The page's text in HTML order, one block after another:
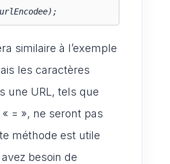
similaire à l’exemple
les caractères
une URL, tels que
« = », ne seront pas
méthode est utile
besoin de